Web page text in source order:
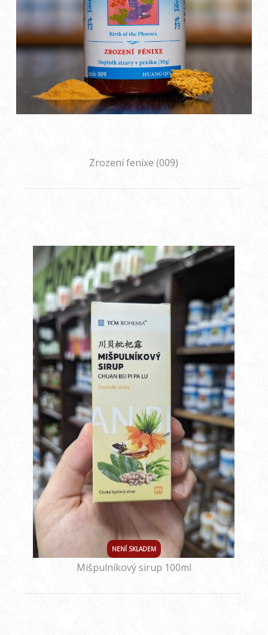
Zrození fenixe (009)
NENÍ SKLADEM
Mišpulníkový sirup 100ml